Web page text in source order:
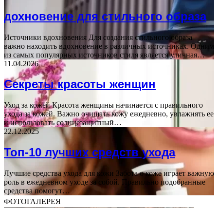
дохновение для стильного образа
Источники вдохновения Для создания стильного образа
важно находить вдохновение в различных источниках. Одним
из самых популярных источников стиля является уличная…
11.04.2026
Секреты красоты женщин
Уход за кожей Красота женщины начинается с правильного
ухода за кожей. Важно очищать кожу ежедневно, увлажнять ее
и использовать солнцезащитный…
22.12.2025
Топ-10 лучших средств ухода
Лучшие средства ухода для кожи Забота о коже играет важную
роль в ежедневном уходе за собой. Правильно подобранные
средства помогут…
ФОТОГАЛЕРЕЯ